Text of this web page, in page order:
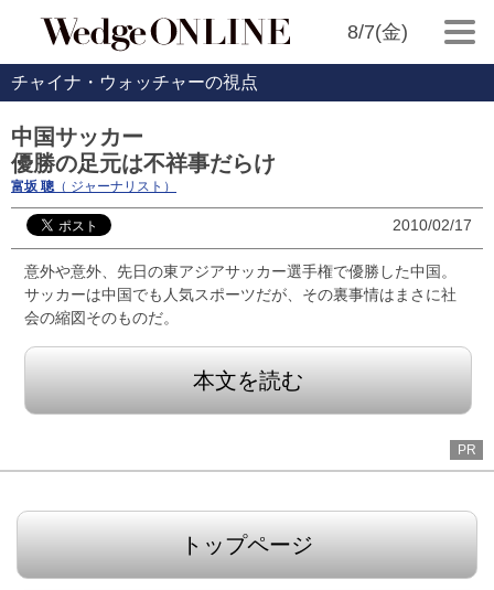
8/7(金)
チャイナ・ウォッチャーの視点
中国サッカー
優勝の足元は不祥事だらけ
富坂 聰（ ジャーナリスト）
2010/02/17
意外や意外、先日の東アジアサッカー選手権で優勝した中国。
サッカーは中国でも人気スポーツだが、その裏事情はまさに社
会の縮図そのものだ。
本文を読む
PR
トップページ